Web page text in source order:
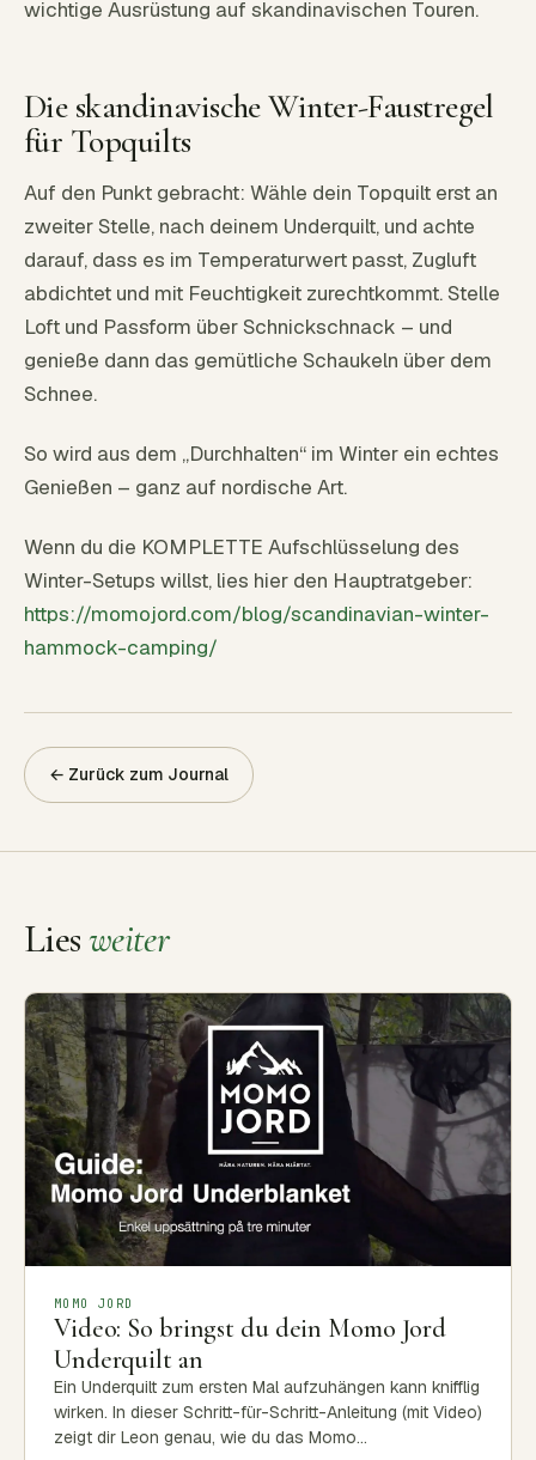
wichtige Ausrüstung auf skandinavischen Touren.
Die skandinavische Winter-Faustregel
für Topquilts
Auf den Punkt gebracht: Wähle dein Topquilt erst an
zweiter Stelle, nach deinem Underquilt, und achte
darauf, dass es im Temperaturwert passt, Zugluft
abdichtet und mit Feuchtigkeit zurechtkommt. Stelle
Loft und Passform über Schnickschnack – und
genieße dann das gemütliche Schaukeln über dem
Schnee.
So wird aus dem „Durchhalten“ im Winter ein echtes
Genießen – ganz auf nordische Art.
Wenn du die KOMPLETTE Aufschlüsselung des
Winter-Setups willst, lies hier den Hauptratgeber:
https://momojord.com/blog/scandinavian-winter-
hammock-camping/
← Zurück zum Journal
Liesweiter
MOMO JORD
Video: So bringst du dein Momo Jord
Underquilt an
Ein Underquilt zum ersten Mal aufzuhängen kann knifflig
wirken. In dieser Schritt-für-Schritt-Anleitung (mit Video)
zeigt dir Leon genau, wie du das Momo…